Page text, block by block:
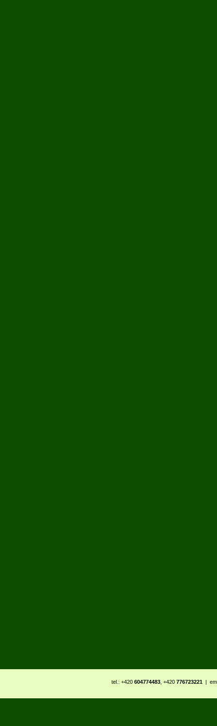
tel.: +420 604774483 , +420 776723221 |